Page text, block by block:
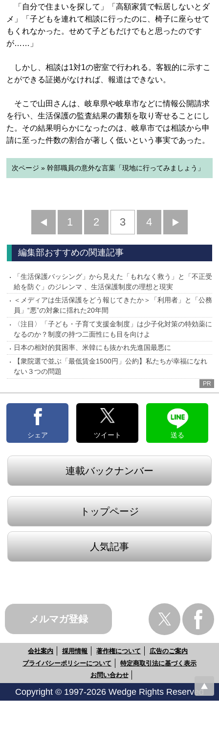
「自分で住まいを探して」「高額家賃で転居しないとダ
メ」「子どもを連れて相談に行ったのに、椅子に座らせて
もくれなかった。せめて子どもだけでもと思ったのです
が……」
しかし、相談は1対1の密室で行われる。客観的に示すこ
とができる証拠がなければ、報道はできない。
そこで山田さんは、岐阜県や岐阜市などに情報公開請求
を行い、生活保護の監査結果の書類を取り寄せることにし
た。その結果明らかになったのは、岐阜市では相談から申
請に至った件数の割合が著しく低いという事実であった。
次ページ » 幹部職員の意外な言葉「現地に行ってみましょう」
前
へ
1 2 3 4
へ
編集部おすすめの関連記事
「生活保護バッシング」から見えた「もれなく救う」と「不正受
給を防ぐ」のジレンマ 、生活保護制度の理想と現実
＜メディアは生活保護をどう報じてきたか＞「利用者」と「公務
員」“悪”の対象に揺れた20年間
〈注目〉「子ども・子育て支援金制度」は少子化対策の特効薬に
なるのか？制度の持つ二面性にも目を向けよ
日本の相対的貧困率、米韓にも抜かれ先進国最悪に
【衆院選で並ぶ「最低賃金1500円」公約】私たちが幸福になれ
ない３つの問題
PR
シェア ツイート 送る
連載バックナンバー
トップページ
人気記事
メルマガ登録
会社案内 採用情報 著作権について
広告のご案内
プライバシーポリシーについて
特定商取引法に基づく表示
お問い合わせ
Copyright © 1997-2026 Wedge Rights Reserved